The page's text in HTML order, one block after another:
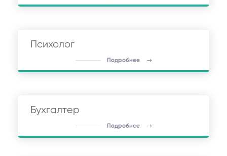
Психолог
Подробнее
Бухгалтер
Подробнее